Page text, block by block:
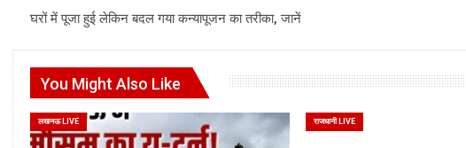
घरों में पूजा हुई लेकिन बदल गया कन्यापूजन का तरीका, जानें
You Might Also Like
लखनऊ LIVE राजधानी LIVE